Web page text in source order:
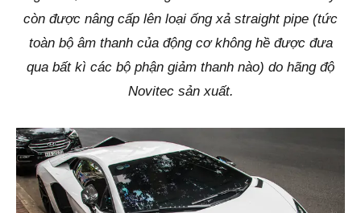
còn được nâng cấp lên loại ống xả straight pipe (tức
toàn bộ âm thanh của động cơ không hề được đưa
qua bất kì các bộ phận giảm thanh nào) do hãng độ
Novitec sản xuất.